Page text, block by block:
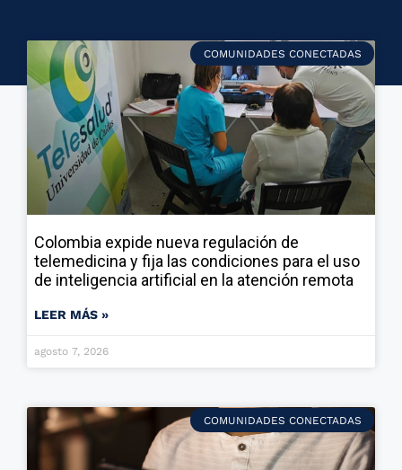
COMUNIDADES CONECTADAS
Colombia expide nueva regulación de
telemedicina y fija las condiciones para el uso
de inteligencia artificial en la atención remota
LEER MÁS »
agosto 7, 2026
COMUNIDADES CONECTADAS